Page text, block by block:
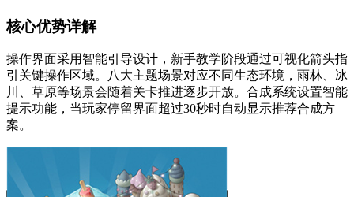
核心优势详解
操作界面采用智能引导设计，新手教学阶段通过可视化箭头指
引关键操作区域。八大主题场景对应不同生态环境，雨林、冰
川、草原等场景会随着关卡推进逐步开放。合成系统设置智能
提示功能，当玩家停留界面超过30秒时自动显示推荐合成方
案。